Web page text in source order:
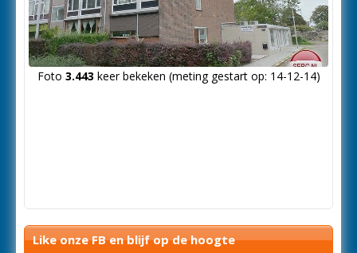
Foto 3.443 keer bekeken (meting gestart op: 14-12-14)
Like onze FB en blijf op de hoogte